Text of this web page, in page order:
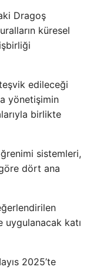
Dragoş
küresel
edileceği
yönetişimin
birlikte
sistemleri,
dört ana
uygulanacak katı
2025’te